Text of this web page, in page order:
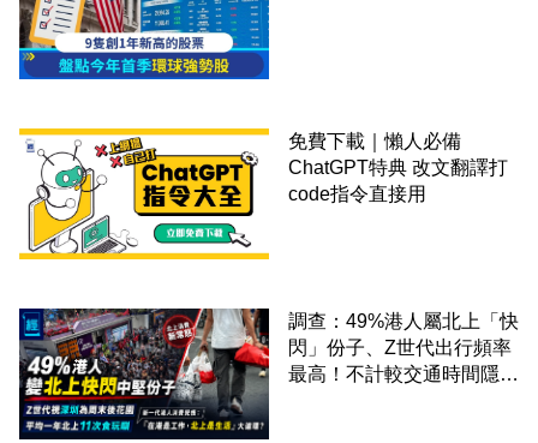
免費下載｜懶人必備
ChatGPT特典 改文翻譯打
code指令直接用
調查：49%港人屬北上「快
閃」份子、Z世代出行頻率
最高！不計較交通時間隱形